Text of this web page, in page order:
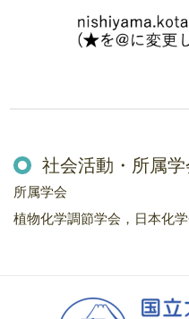
社会活動・所属学
所属学会
植物化学調節学会，日本化